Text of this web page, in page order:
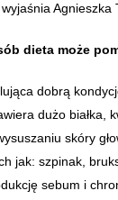
Agnieszka
dieta może
dobrą
dużo białka,
skóry
jak: szpinak,
sebum i